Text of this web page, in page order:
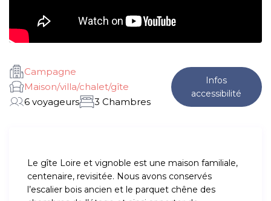
Campagne
Maison/villa/chalet/gîte
6 voyageurs
3 Chambres
Infos
accessibilité
Le gîte Loire et vignoble est une maison familiale,
centenaire, revisitée. Nous avons conservés
l’escalier bois ancien et le parquet chêne des